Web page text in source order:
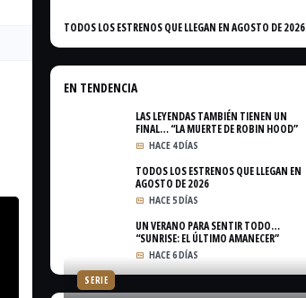
TODOS LOS ESTRENOS QUE LLEGAN EN AGOSTO DE 2026
EN TENDENCIA
LAS LEYENDAS TAMBIÉN TIENEN UN
FINAL… “LA MUERTE DE ROBIN HOOD”
HACE 4 DÍAS
TODOS LOS ESTRENOS QUE LLEGAN EN
AGOSTO DE 2026
HACE 5 DÍAS
UN VERANO PARA SENTIR TODO…
“SUNRISE: EL ÚLTIMO AMANECER”
HACE 6 DÍAS
SERIE